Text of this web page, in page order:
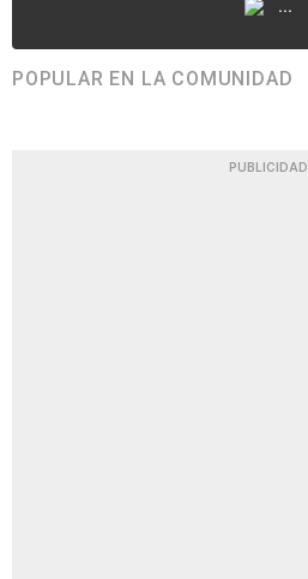
...
POPULAR EN LA COMUNIDAD
PUBLICIDAD